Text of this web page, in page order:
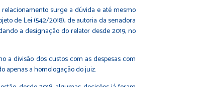
surge a dúvida e até mesmo
de Lei (542/2018), de autoria da senadora
a designação do relator desde 2019, no
a divisão dos custos com as despesas com
apenas a homologação do juiz.